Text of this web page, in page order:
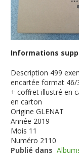
Informations
Description 499
encartée format 46/
+ coffret illustré en
en carton
Origine GLENAT
Année 2019
Mois 11
Numéro 2110
Publié dans